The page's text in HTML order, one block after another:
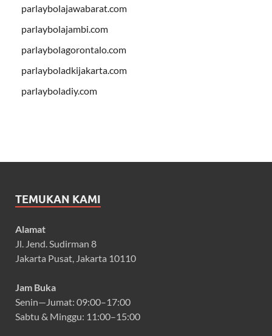
parlaybolajawabarat.com
parlaybolajambi.com
parlaybolagorontalo.com
parlayboladkijakarta.com
parlayboladiy.com
TEMUKAN KAMI
Alamat
Jl. Jend. Sudirman 8
Jakarta Pusat, Jakarta 10110
Jam Buka
Senin—Jumat: 09:00–17:00
Sabtu & Minggu: 11:00–15:00